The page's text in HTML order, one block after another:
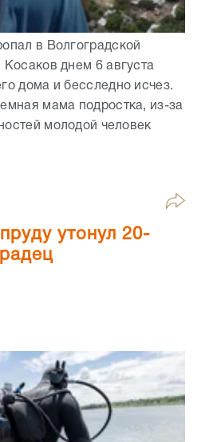
в Волгоградской
днем 6 августа
дома и бесследно исчез.
мама подростка, из-за
молодой человек
утонул 20-